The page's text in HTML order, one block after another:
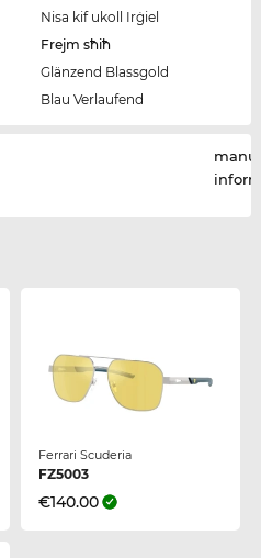
Nisa kif ukoll Irġiel
Frejm sħiħ
Glänzend Blassgold
Blau Verlaufend
Ferrari Scuderia
FZ5003
€140.00